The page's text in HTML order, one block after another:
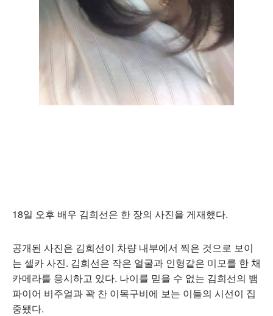
18일 오후 배우 김희선은 한 장의 사진을 게재했다.
공개된 사진은 김희선이 차량 내부에서 찍은 것으로 보이
는 셀카 사진. 김희선은 작은 얼굴과 인형같은 미모를 한 채
카메라를 응시하고 있다. 나이를 믿을 수 없는 김희선의 뱀
파이어 비주얼과 꽉 찬 이목구비에 보는 이들의 시선이 집
중됐다.